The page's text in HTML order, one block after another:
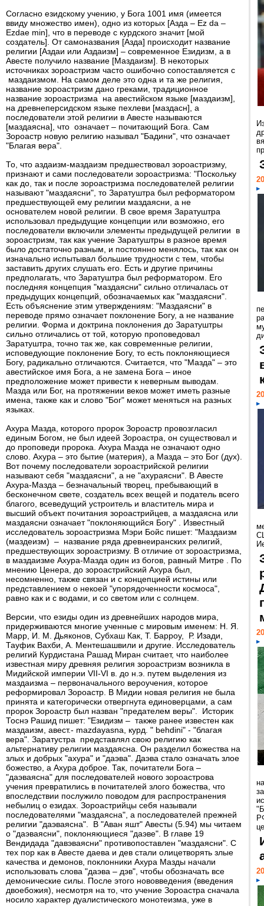
Согласно езидскому учению, у Бога 1001 имя (имеется
ввиду множество имен), одно из которых [Азда – Ez da –
Ezdae min], что в переводе с курдского значит [мой
создатель]. От самоназвания [Азда] происходит название
религии [Аздаи или Аздаизм] – современное Езидизм, а в
Авесте получило название [Маздаизм]. В некоторых
источниках зороастризм часто ошибочно сопоставляется с
маздаизмом. На самом деле это одна и та же религия,
название зороастризм дано греками, традиционное
название зороастризма на авестийском языке [маздаизм],
на древнеперсидском языке пехлеви [маздасн], а
последователи этой религии в Авесте называются
[маздаясна], что означает – почитающий Бога. Сам
Зороастр новую религию называл "Бадини", что означает
"Благая вера".
То, что аздаизм-маздаизм предшествовал зороастризму,
признают и сами последователи зороастризма: "Поскольку
как до, так и после зороастризма последователей религии
называют "маздаясни", то Заратуштра был реформатором
предшествующей ему религии маздаясни, а не
основателем новой религии. В свое время Заратуштра
использовал предыдущие концепции или возможно, его
последователи включили элементы предыдущей религии в
зороастризм, так как учение Заратуштры в разное время
было достаточно разным, и постоянно менялось, так как он
изначально испытывал большие трудности с тем, чтобы
заставить других слушать его. Есть и другие причины
предполагать, что Заратуштра был реформатором. Его
последняя концепция "маздаясни" сильно отличалась от
предыдущих концепций, обозначаемых как "маздаясни".
Есть объяснение этим утверждениям: "Маздаясни" в
переводе прямо означает поклонение Богу, а не название
религии. Форма и доктрина поклонения до Заратуштры
сильно отличались от той, которую проповедовал
Заратуштра, точно так же, как современные религии,
исповедующие поклонение Богу, то есть поклоняющиеся
Богу, радикально отличаются. Считается, что "Мазда" – это
авестийское имя Бога, а не замена Бога – иное
предположение может привести к неверным выводам.
Мазда или Бог, на протяжении веков может иметь разные
имена, также как и слово "Бог" может меняться на разных
языках.
Ахура Мазда, которого пророк Зороастр провозгласил
единым Богом, не был идеей Зороастра, он существовал и
до проповеди пророка. Ахура Мазда не означают одно
слово. Ахура – это бытие (материя), а Мазда – это Бог (дух).
Вот почему последователи зороастрийской религии
называют себя "маздаясни", а не "ахураясни". В Авесте
Ахура-Мазда – безначальный творец, пребывающий в
бесконечном свете, создатель всех вещей и податель всего
благого, всеведущий устроитель и властитель мира и
высший объект почитания зороастрийцев, а маздаясна или
маздаясни означает "поклоняющийся Богу" . Известный
исследователь зороастризма Мэри Бойс пишет: "Маздаизм
(маздеизм) – название ряда древнеиранских религий,
предшествующих зороастризму. В отличие от зороастризма,
в маздаизме Ахура-Мазда один из богов, равный Митре . По
мнению Ценера, до зороастрийский Ахура был,
несомненно, также связан и с концепцией истины или
представлением о некоей "упорядоченности космоса",
равно как и с водами, и со светом или с солнцем.
Версии, что езиды один из древнейших народов мира,
придерживаются многие ученные с мировым именем: Н. Я.
Марр, И. М. Дьяконов, Субхаш Как, Т. Барроу, Р. Изади,
Тауфик Вахби, А. Ментешашвили и другие. Исследователь
религий Курдистана Рашад Миран считает, что наиболее
известная миру древняя религия зороастризм возникла в
Мидийской империи VII-VI в. до н.э. путем выделения из
маздаизма – первоначального вероучения, которое
реформировал Зороастр. В Мидии новая религия не была
принята и категорически отвергнута единоверцами, а сам
пророк Зороастр был назван "предателем веры". Историк
Тоснэ Рашид пишет: "Езидизм – также ранее известен как
маздаизм, авест.- mazdayasna, курд. " behdini" - "благая
вера". Заратустра представлял свою религию как
альтернативу религии маздаясна. Он разделил божества на
злых и добрых "ахура" и "даэва". Даэва стало означать злое
божество, а Ахура доброе. Так, почитатели Бога –
"даэваясна" для последователей нового зороастрова
учения превратились в почитателей злого божества, что
впоследствии послужило поводом для распространения
небылиц о езидах. Зороастрийцы себя называли
последователями "маздаясна", а последователей прежней
религии "даэваясна". В "Аван яшт" Авесты (5.94) мы читаем
о "даэваясни", поклоняющиеся "даэве". В главе 19
Вендидада "давэваясни" противопоставлен "маздаясни". С
тех пор как в Авесте даева и дев стали олицетворять злые
качества и демонов, поклонники Ахура Мазды начали
использовать слова "даэва – дэв", чтобы обозначать все
демонические силы. После этого нововведения (введения
двоебожия), несмотря на то, что учение Зороастра сначала
носило характер дуалистического монотеизма, уже в